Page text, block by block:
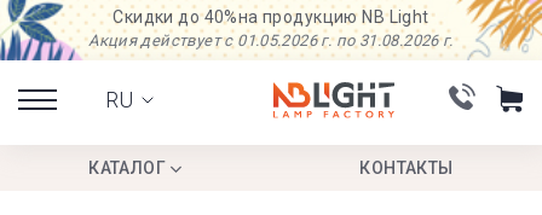
Скидки до 40%на продукцию NB Light
Акция действует с 01.05.2026 г. по 31.08.2026 г.
RU
КАТАЛОГ КОНТАКТЫ